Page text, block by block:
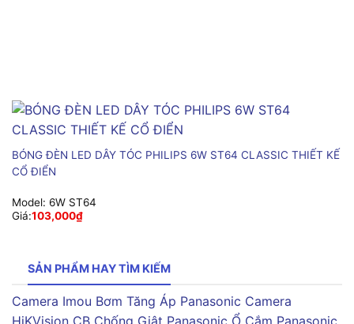
BÓNG ĐÈN LED DÂY TÓC PHILIPS 6W ST64 CLASSIC THIẾT KẾ
CỔ ĐIỂN
Model: 6W ST64
Giá:103,000₫
SẢN PHẨM HAY TÌM KIẾM
Camera Imou Bơm Tăng Áp Panasonic Camera
HiKVision CB Chống Giật Panasonic Ổ Cắm Panasonic